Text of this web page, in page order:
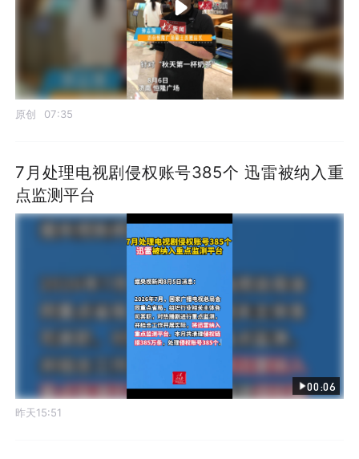
原创 07:35
7月处理电视剧侵权账号385个 迅雷被纳入重
点监测平台
00:06
昨天15:51